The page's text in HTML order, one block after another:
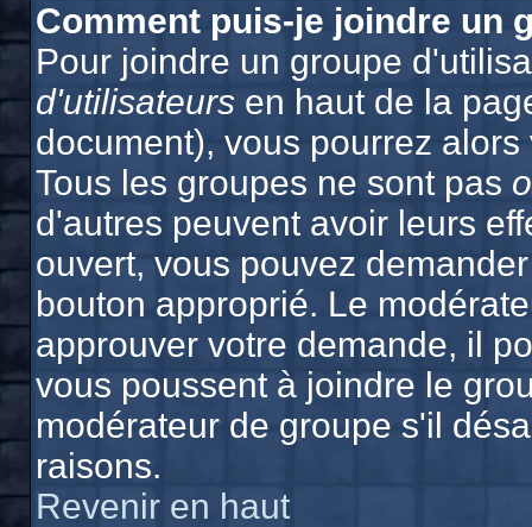
Comment puis-je joindre un
Pour joindre un groupe
d'utilisateursen haut de la
document), vous pourrez
Tous les groupes ne sont pas
d'autres peuvent avoir leurs
ouvert, vous pouvez
bouton approprié. Le
approuver votre demande, il
vous poussent à joindre le
modérateur de groupe s'il
raisons.
Revenir en haut